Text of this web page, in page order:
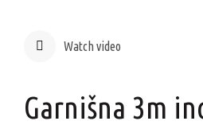
Watch video
Garnišna 3m